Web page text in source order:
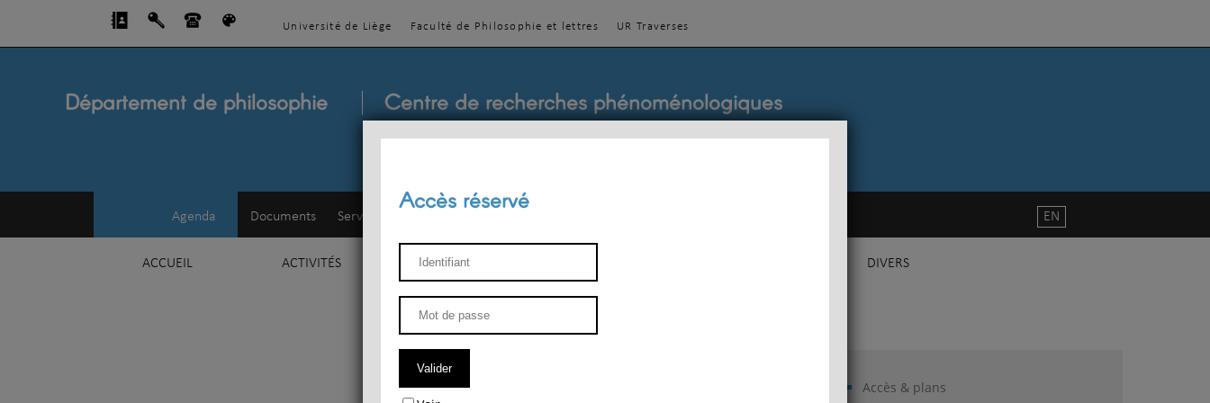
Université de Liège Faculté de Philosophie et lettres UR Traverses
Département de philosophie Centre de recherches phénoménologiques
Agenda Documents Service d'esthétique
ACCUEIL ACTIVITÉS ENSEIGNEMENT DIVERS
EN
Accès & plans
Accès réservé